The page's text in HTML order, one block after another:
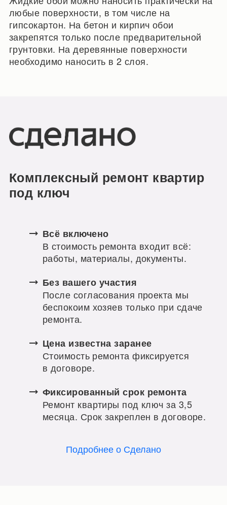
любые поверхности, в том числе на
гипсокартон. На бетон и кирпич обои
закрепятся только после предварительной
грунтовки. На деревянные поверхности
необходимо наносить в 2 слоя.
Комплексный ремонт квартир
под ключ
Всё включено
В стоимость ремонта входит всё:
работы, материалы, документы.
Без вашего участия
После согласования проекта мы
беспокоим хозяев только при сдаче
ремонта.
Цена известна заранее
Стоимость ремонта фиксируется
в договоре.
Фиксированный срок ремонта
Ремонт квартиры под ключ за 3,5
месяца. Срок закреплен в договоре.
Подробнее о Сделано